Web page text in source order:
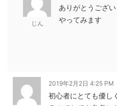
じん
ありがとうござ
やってみます
2019年2月2日 4:25 PM
初心者にとても優し